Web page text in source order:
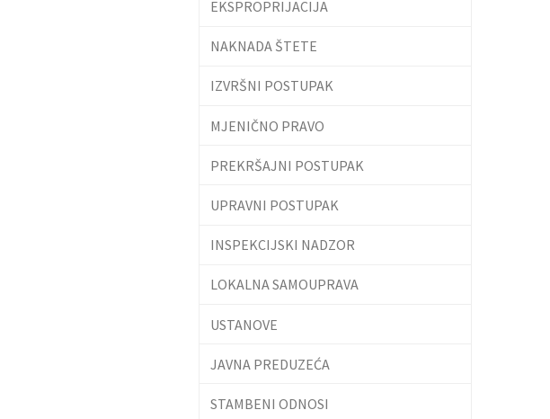
EKSPROPRIJACIJA
NAKNADA ŠTETE
IZVRŠNI POSTUPAK
MJENIČNO PRAVO
PREKRŠAJNI POSTUPAK
UPRAVNI POSTUPAK
INSPEKCIJSKI NADZOR
LOKALNA SAMOUPRAVA
USTANOVE
JAVNA PREDUZEĆA
STAMBENI ODNOSI